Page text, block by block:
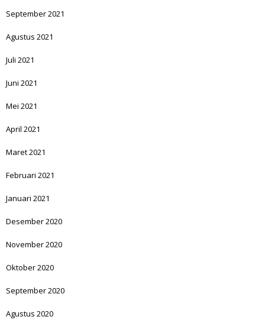
September 2021
Agustus 2021
Juli 2021
Juni 2021
Mei 2021
April 2021
Maret 2021
Februari 2021
Januari 2021
Desember 2020
November 2020
Oktober 2020
September 2020
Agustus 2020